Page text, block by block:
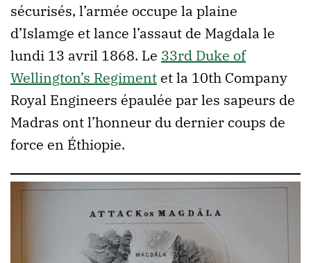
sécurisés, l’armée occupe la plaine
d’Islamge et lance l’assaut de Magdala le
lundi 13 avril 1868. Le 33rd Duke of
Wellington’s Regiment et la 10th Company
Royal Engineers épaulée par les sapeurs de
Madras ont l’honneur du dernier coups de
force en Éthiopie.